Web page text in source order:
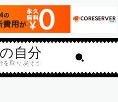
自分
を取り戻そう